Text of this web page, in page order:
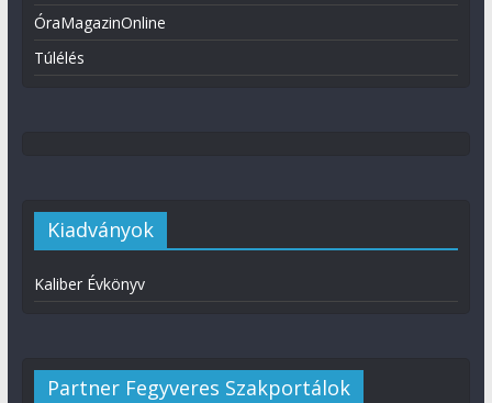
ÓraMagazinOnline
Túlélés
Kiadványok
Kaliber Évkönyv
Partner Fegyveres Szakportálok